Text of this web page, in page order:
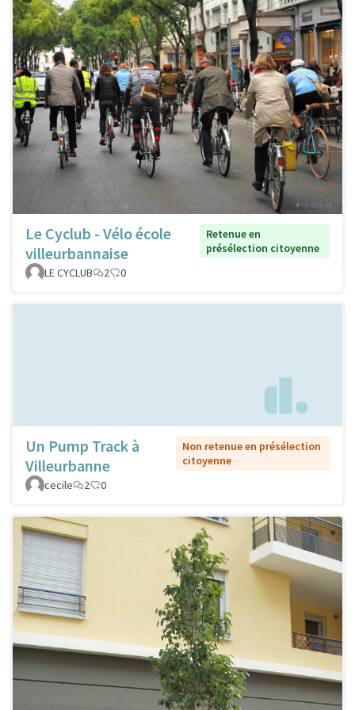
Le Cyclub - Vélo école
villeurbannaise
Retenue en
présélection citoyenne
LE CYCLUB
2 0
Un Pump Track à
Villeurbanne
Non retenue en présélection
citoyenne
cecile
2 0